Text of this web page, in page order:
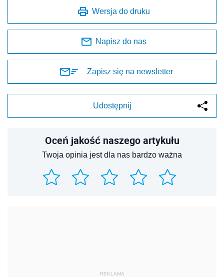
Wersja do druku
Napisz do nas
Zapisz się na newsletter
Udostępnij
Oceń jakość naszego artykułu
Twoja opinia jest dla nas bardzo ważna
REKLAMA